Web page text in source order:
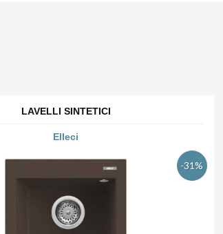
LAVELLI SINTETICI
Elleci
-31%